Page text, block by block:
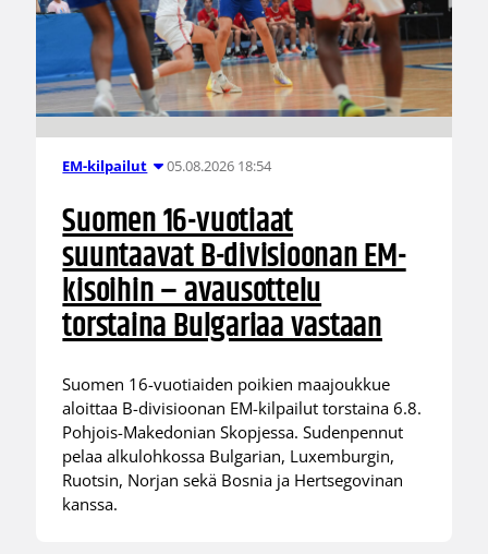
EM-kilpailut 05.08.2026 18:54
Suomen 16-vuotiaat
suuntaavat B-divisioonan EM-
kisoihin – avausottelu
torstaina Bulgariaa vastaan
Suomen 16-vuotiaiden poikien maajoukkue
aloittaa B-divisioonan EM-kilpailut torstaina 6.8.
Pohjois-Makedonian Skopjessa. Sudenpennut
pelaa alkulohkossa Bulgarian, Luxemburgin,
Ruotsin, Norjan sekä Bosnia ja Hertsegovinan
kanssa.